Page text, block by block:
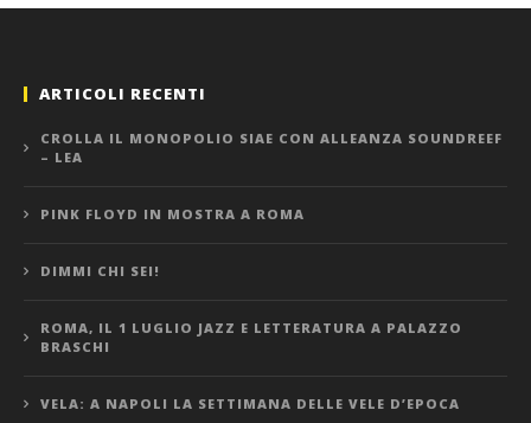
ARTICOLI RECENTI
CROLLA IL MONOPOLIO SIAE CON ALLEANZA SOUNDREEF
– LEA
PINK FLOYD IN MOSTRA A ROMA
DIMMI CHI SEI!
ROMA, IL 1 LUGLIO JAZZ E LETTERATURA A PALAZZO
BRASCHI
VELA: A NAPOLI LA SETTIMANA DELLE VELE D’EPOCA